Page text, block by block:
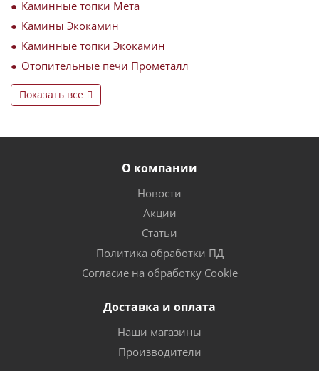
Каминные топки Мета
Камины Экокамин
Каминные топки Экокамин
Отопительные печи Прометалл
Показать все
О компании
Новости
Акции
Статьи
Политика обработки ПД
Согласие на обработку Cookie
Доставка и оплата
Наши магазины
Производители